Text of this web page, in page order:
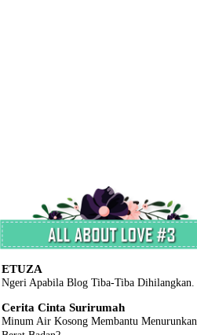
ETUZA
Ngeri Apabila Blog Tiba-Tiba Dihilangkan.
Cerita Cinta Surirumah
Minum Air Kosong Membantu Menurunkan